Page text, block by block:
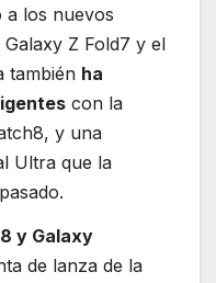
a los nuevos
Z Fold7 y el
también ha
con la
y una
Ultra que la
y Galaxy
de lanza de la